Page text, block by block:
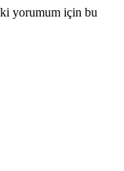
yorumum için bu